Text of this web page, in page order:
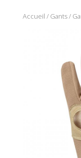
Accueil / Gants/